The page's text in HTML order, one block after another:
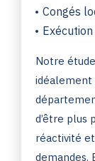
Congés
Notre
idéalement
d’être plus
réactivité
demandes.